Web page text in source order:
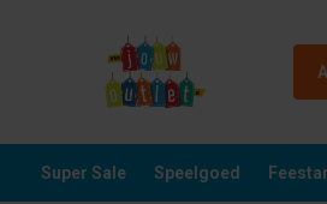
Super Sale Speelgoed